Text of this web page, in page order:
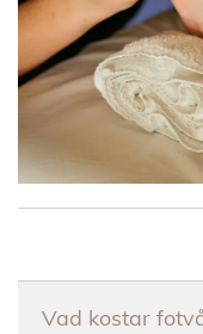
Vad kostar